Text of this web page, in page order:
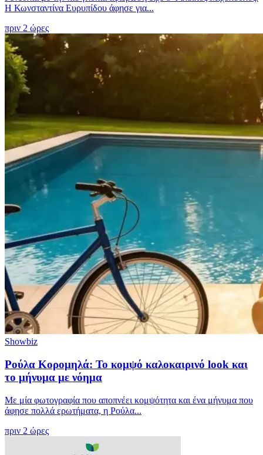
Η Κωνσταντίνα Ευρυπίδου άφησε για...
πριν 2 ώρες
Showbiz
Ρούλα Κορομηλά: Το κομψό καλοκαιρινό look και
το μήνυμα με νόημα
Με μία φωτογραφία που αποπνέει κομψότητα και ένα μήνυμα που
άφησε πολλά ερωτήματα, η Ρούλα...
πριν 2 ώρες